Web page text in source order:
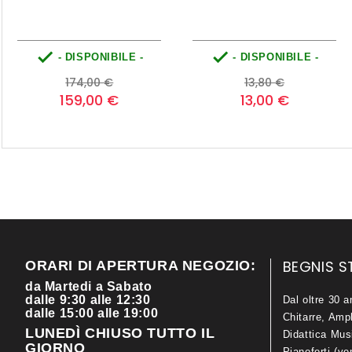
 - DISPONIBILE -
Prezzo
base
174,00 €Prezzo
159,00 €
 - DISPONIBILE -
Prezzo
base
13,80 €Prezzo
13,00 €
ORARI DI APERTURA NEGOZIO:
da Martedi a Sabato
dalle 9:30 alle 12:30
dalle 15:00 alle 19:00
LUNEDÌ CHIUSO TUTTO IL
GIORNO
BEGNIS
Dal oltre 30
Chitarre,
Didattica